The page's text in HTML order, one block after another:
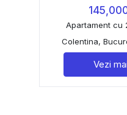
Apartament cu
Colentina,
Vezi